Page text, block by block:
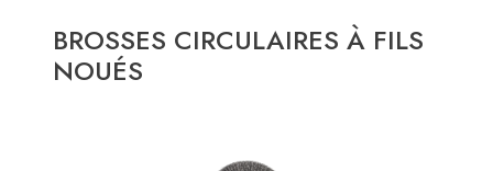
BROSSES CIRCULAIRES À FILS
NOUÉS